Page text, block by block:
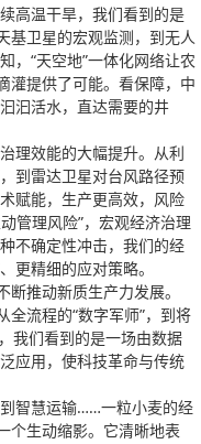
高温干旱，我们看到的是
基卫星的宏观监测，到无人
，“天空地”一体化网络让农
灌提供了可能。看保障，中
汩活水，直达需要的井
理效能的大幅提升。从利
到雷达卫星对台风路径预
赋能，生产更高效，风险
管理风险”，宏观经济治理
不确定性冲击，我们的经
更精细的应对策略。
断推动新质生产力发展。
全流程的“数字军师”，到将
我们看到的是一场由数据
应用，使科技革命与传统
智慧运输……一粒小麦的经
个生动缩影。它清晰地表